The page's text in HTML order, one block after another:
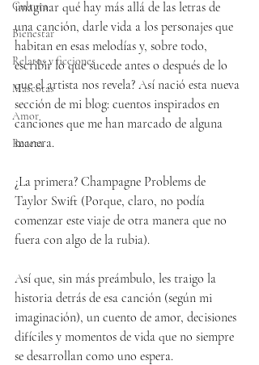
Cultura
Bienestar
Relatos y ficciones
Mascotas
Amor
Receta
imaginar qué hay más allá de las letras de
una canción, darle vida a los personajes que
habitan en esas melodías y, sobre todo,
escribir lo que sucede antes o después de lo
que el artista nos revela? Así nació esta nueva
sección de mi blog: cuentos inspirados en
canciones que me han marcado de alguna
manera.
¿La primera? Champagne Problems de
Taylor Swift (Porque, claro, no podía
comenzar este viaje de otra manera que no
fuera con algo de la rubia).
Así que, sin más preámbulo, les traigo la
historia detrás de esa canción (según mi
imaginación), un cuento de amor, decisiones
difíciles y momentos de vida que no siempre
se desarrollan como uno espera.